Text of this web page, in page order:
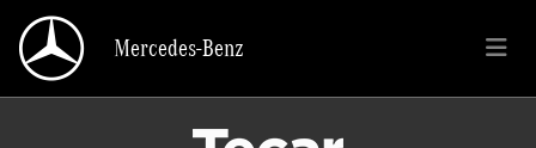
Mercedes-Benz
Mercedes-Benz